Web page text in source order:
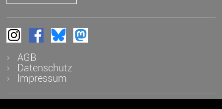
AGB
Datenschutz
Impressum